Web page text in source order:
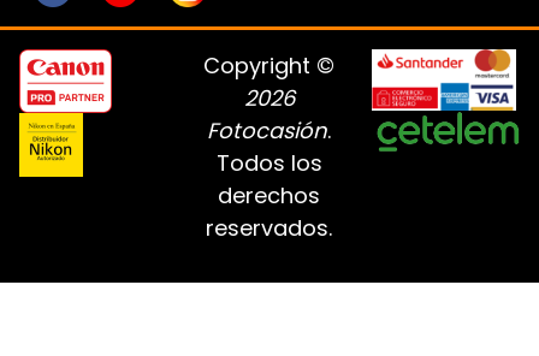
Copyright ©
2026
Fotocasión.
Todos los
derechos
reservados.